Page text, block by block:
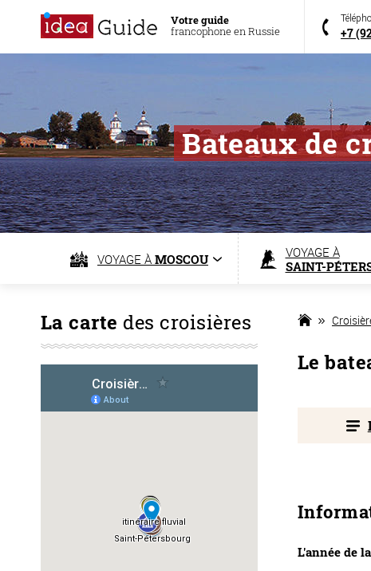
Votre guide
francophone en Russie +7
Bateaux de
VOYAGE À MOSCOU
VOYAGE À
SAINT-
Le
L'année de
La carte des croisières